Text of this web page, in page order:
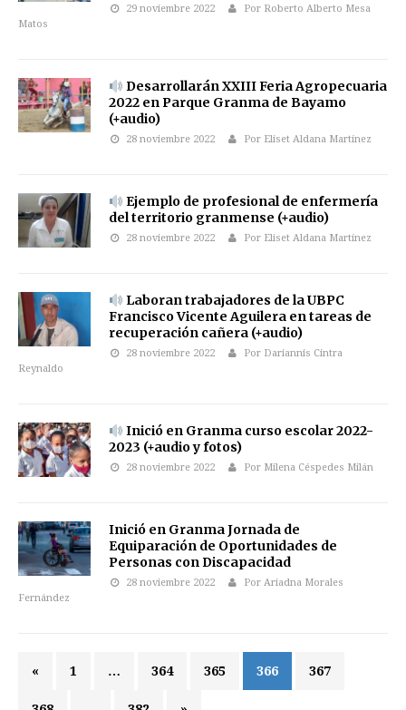
29 noviembre 2022
Por Roberto Alberto Mesa
Matos
Desarrollarán XXIII Feria Agropecuaria
2022 en Parque Granma de Bayamo
(+audio)
28 noviembre 2022 Por Eliset Aldana Martínez
Ejemplo de profesional de enfermería
del territorio granmense (+audio)
28 noviembre 2022 Por Eliset Aldana Martínez
Laboran trabajadores de la UBPC
Francisco Vicente Aguilera en tareas de
recuperación cañera (+audio)
28 noviembre 2022
Por Dariannis Cintra
Reynaldo
Inició en Granma curso escolar 2022-
2023 (+audio y fotos)
28 noviembre 2022 Por Milena Céspedes Milán
Inició en Granma Jornada de
Equiparación de Oportunidades de
Personas con Discapacidad
28 noviembre 2022
Por Ariadna Morales
Fernández
« 1 … 364 365 366 367